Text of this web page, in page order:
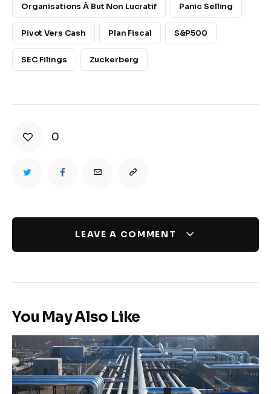
Organisations À But Non Lucratif Panic Selling
Pivot Vers Cash Plan Fiscal S&P500
SEC Filings Zuckerberg
0
LEAVE A COMMENT
You May Also Like